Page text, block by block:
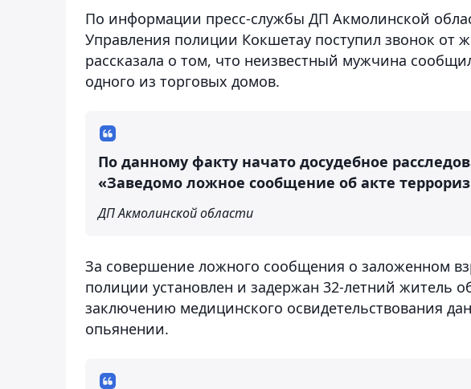
По информации пресс-службы ДП Акмолинской
Управления полиции Кокшетау поступил звонок от
рассказала о том, что неизвестный мужчина
одного из торговых домов.
По данному факту начато досудебное
«Заведомо ложное сообщение об акте
ДП Акмолинской области
За совершение ложного сообщения о заложенном
полиции установлен и задержан 32-летний житель
заключению медицинского освидетельствования
опьянении.